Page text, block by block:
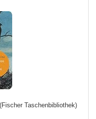
Taschenbibliothek)